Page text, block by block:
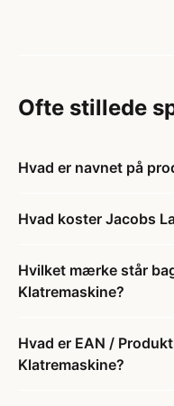
Ofte stillede
Hvad er navnet på
Hvad koster Jacobs
Hvilket mærke står
Klatremaskine?
Hvad er EAN /
Klatremaskine?